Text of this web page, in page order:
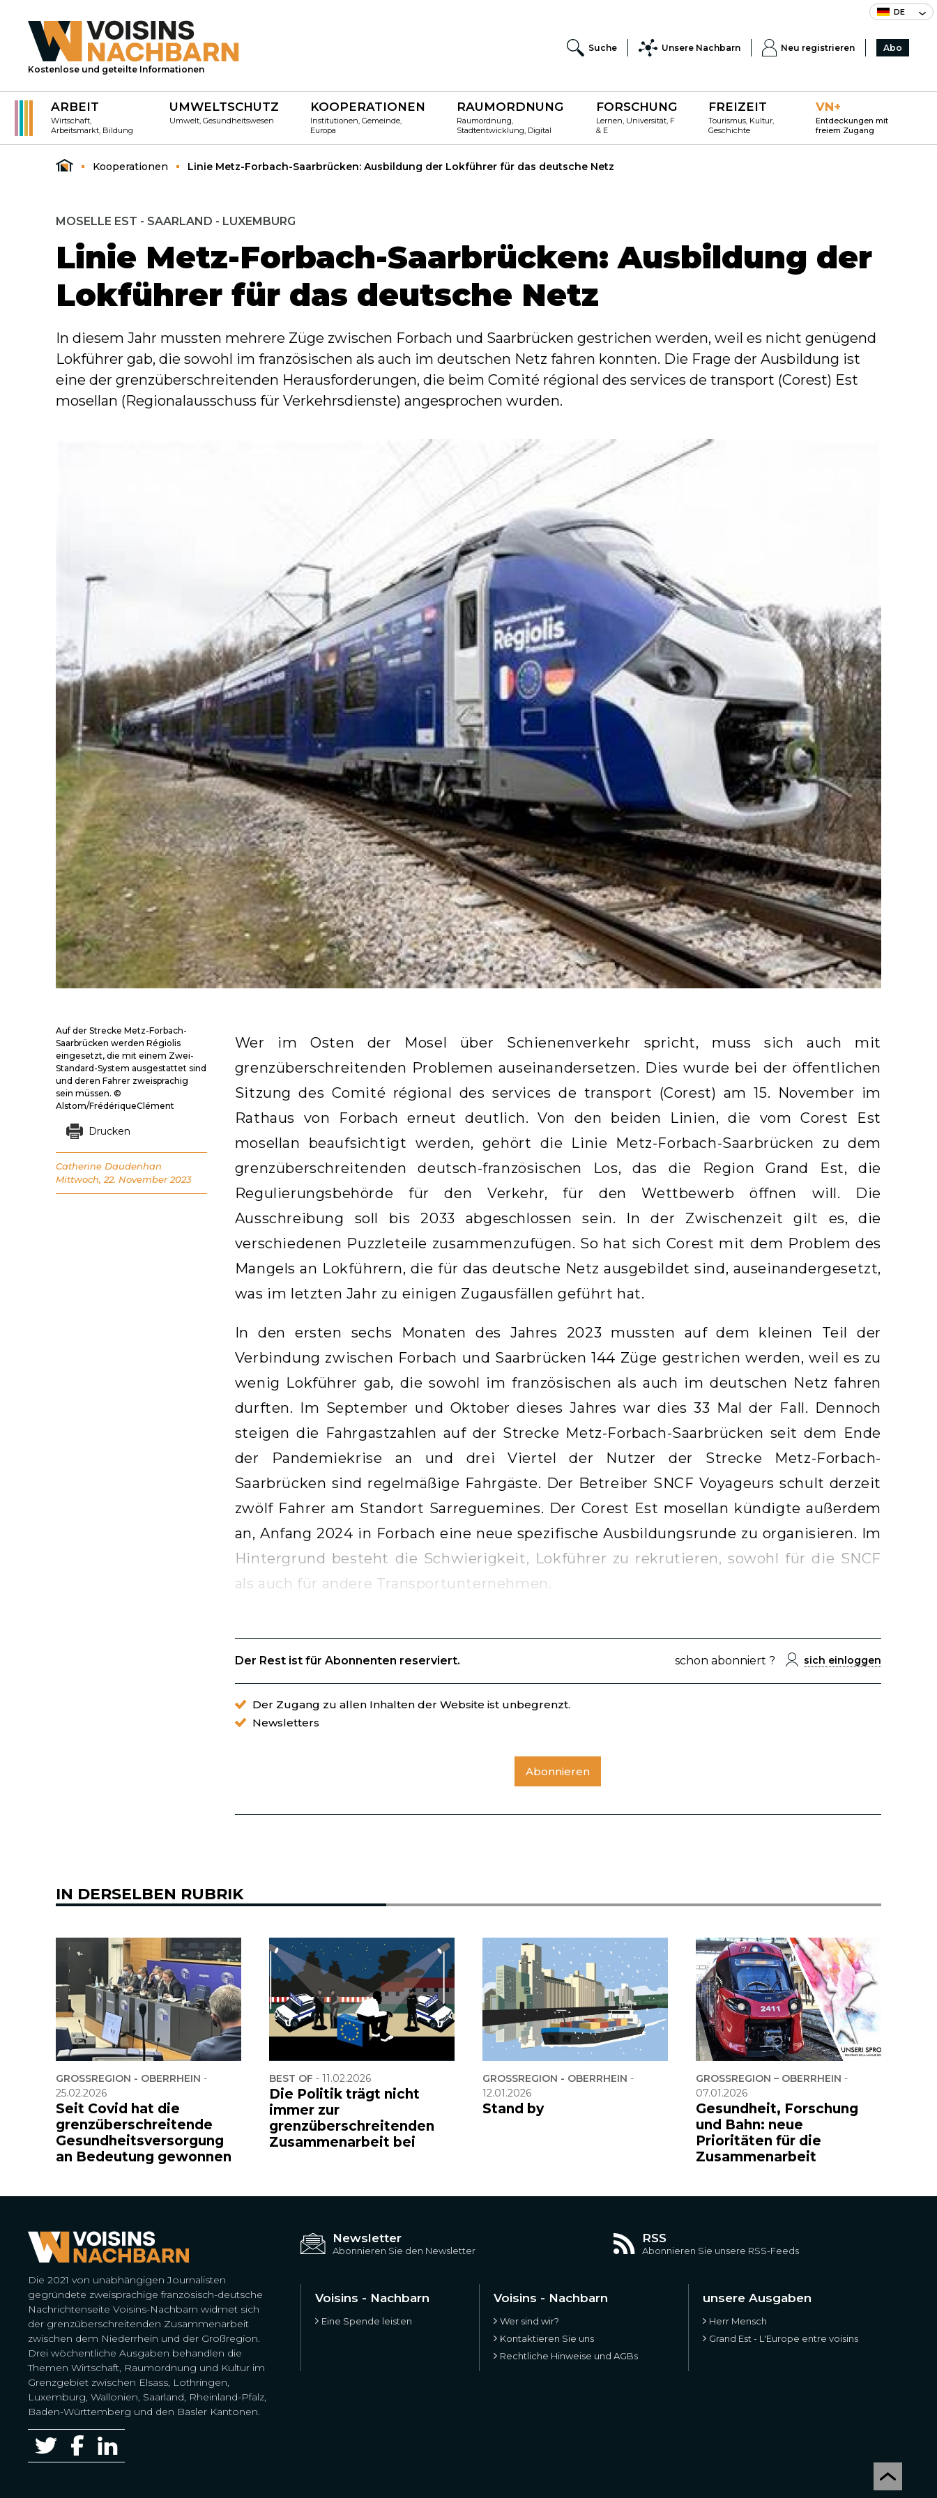
DE
Kostenlose und geteilte Informationen
Suche Unsere Nachbarn Neu registrieren Abo
ARBEIT
Wirtschaft,
Arbeitsmarkt, Bildung
UMWELTSCHUTZ
Umwelt, Gesundheitswesen
KOOPERATIONEN
Institutionen, Gemeinde,
Europa
RAUMORDNUNG
Raumordnung,
Stadtentwicklung, Digital
FORSCHUNG
Lernen, Universität, F
& E
FREIZEIT
Tourismus, Kultur,
Geschichte
VN+
Entdeckungen mit
freiem Zugang
Kooperationen Linie Metz-Forbach-Saarbrücken: Ausbildung der Lokführer für das deutsche Netz
MOSELLE EST - SAARLAND - LUXEMBURG
Linie Metz-Forbach-Saarbrücken: Ausbildung der
Lokführer für das deutsche Netz
In diesem Jahr mussten mehrere Züge zwischen Forbach und Saarbrücken gestrichen werden, weil es nicht genügend
Lokführer gab, die sowohl im französischen als auch im deutschen Netz fahren konnten. Die Frage der Ausbildung ist
eine der grenzüberschreitenden Herausforderungen, die beim Comité régional des services de transport (Corest) Est
mosellan (Regionalausschuss für Verkehrsdienste) angesprochen wurden.
Wer im Osten der Mosel über Schienenverkehr spricht, muss sich auch mit
grenzüberschreitenden Problemen auseinandersetzen. Dies wurde bei der öffentlichen
Sitzung des Comité régional des services de transport (Corest) am 15. November im
Rathaus von Forbach erneut deutlich. Von den beiden Linien, die vom Corest Est
mosellan beaufsichtigt werden, gehört die Linie Metz-Forbach-Saarbrücken zu dem
grenzüberschreitenden deutsch-französischen Los, das die Region Grand Est, die
Regulierungsbehörde für den Verkehr, für den Wettbewerb öffnen will. Die
Ausschreibung soll bis 2033 abgeschlossen sein. In der Zwischenzeit gilt es, die
verschiedenen Puzzleteile zusammenzufügen. So hat sich Corest mit dem Problem des
Mangels an Lokführern, die für das deutsche Netz ausgebildet sind, auseinandergesetzt,
was im letzten Jahr zu einigen Zugausfällen geführt hat.
In den ersten sechs Monaten des Jahres 2023 mussten auf dem kleinen Teil der
Verbindung zwischen Forbach und Saarbrücken 144 Züge gestrichen werden, weil es zu
wenig Lokführer gab, die sowohl im französischen als auch im deutschen Netz fahren
durften. Im September und Oktober dieses Jahres war dies 33 Mal der Fall. Dennoch
steigen die Fahrgastzahlen auf der Strecke Metz-Forbach-Saarbrücken seit dem Ende
der Pandemiekrise an und drei Viertel der Nutzer der Strecke Metz-Forbach-
Saarbrücken sind regelmäßige Fahrgäste. Der Betreiber SNCF Voyageurs schult derzeit
zwölf Fahrer am Standort Sarreguemines. Der Corest Est mosellan kündigte außerdem
an, Anfang 2024 in Forbach eine neue spezifische Ausbildungsrunde zu organisieren. Im
Hintergrund besteht die Schwierigkeit, Lokführer zu rekrutieren, sowohl für die SNCF
als auch für andere Transportunternehmen.
Der Rest ist für Abonnenten reserviert. schon abonniert ? sich einloggen
Der Zugang zu allen Inhalten der Website ist unbegrenzt.
Newsletters
Abonnieren
Auf der Strecke Metz-Forbach-
Saarbrücken werden Régiolis
eingesetzt, die mit einem Zwei-
Standard-System ausgestattet sind
und deren Fahrer zweisprachig
sein müssen. ©
Alstom/FrédériqueClément
Drucken
Catherine Daudenhan
Mittwoch, 22. November 2023
IN DERSELBEN RUBRIK
GROSSREGION - OBERRHEIN
-
25.02.2026
Seit Covid hat die
grenzüberschreitende
Gesundheitsversorgung
an Bedeutung gewonnen
BEST OF - 11.02.2026
Die Politik trägt nicht
immer zur
grenzüberschreitenden
Zusammenarbeit bei
GROSSREGION - OBERRHEIN -
12.01.2026
Stand by
GROSSREGION – OBERRHEIN
-
07.01.2026
Gesundheit, Forschung
und Bahn: neue
Prioritäten für die
Zusammenarbeit
Die 2021 von unabhängigen Journalisten
gegründete zweisprachige französisch-deutsche
Nachrichtenseite Voisins-Nachbarn widmet sich
der grenzüberschreitenden Zusammenarbeit
zwischen dem Niederrhein und der Großregion.
Drei wöchentliche Ausgaben behandlen die
Themen Wirtschaft, Raumordnung und Kultur im
Grenzgebiet zwischen Elsass, Lothringen,
Luxemburg, Wallonien, Saarland, Rheinland-Pfalz,
Baden-Württemberg und den Basler Kantonen.
Newsletter
Abonnieren Sie den Newsletter
RSS
Abonnieren Sie unsere RSS-Feeds
Voisins - Nachbarn
Eine Spende leisten
Voisins - Nachbarn
Wer sind wir?
Kontaktieren Sie uns
Rechtliche Hinweise und AGBs
unsere Ausgaben
Herr Mensch
Grand Est - L'Europe entre voisins